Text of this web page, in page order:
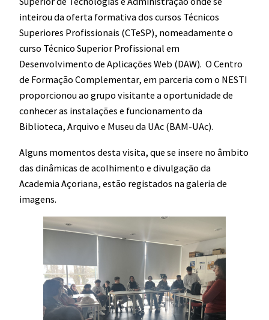
inteirou da oferta formativa dos cursos Técnicos
Superiores Profissionais (CTeSP), nomeadamente o
curso Técnico Superior Profissional em
Desenvolvimento de Aplicações Web (DAW). O Centro
de Formação Complementar, em parceria com o NESTI
proporcionou ao grupo visitante a oportunidade de
conhecer as instalações e funcionamento da
Biblioteca, Arquivo e Museu da UAc (BAM-UAc).
Alguns momentos desta visita, que se insere no âmbito
das dinâmicas de acolhimento e divulgação da
Academia Açoriana, estão registados na galeria de
imagens.